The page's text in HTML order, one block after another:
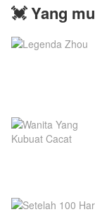
💓 Yang